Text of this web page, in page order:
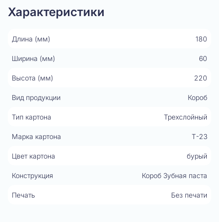
Характеристики
Длина (мм) 180
Ширина (мм) 60
Высота (мм) 220
Вид продукции Короб
Тип картона Трехслойный
Марка картона Т-23
Цвет картона бурый
Конструкция Короб Зубная паста
Печать Без печати